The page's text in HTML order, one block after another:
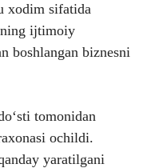
xodim sifatida
ijtimoiy
boshlangan biznesni
tomonidan
ochildi.
yaratilgani